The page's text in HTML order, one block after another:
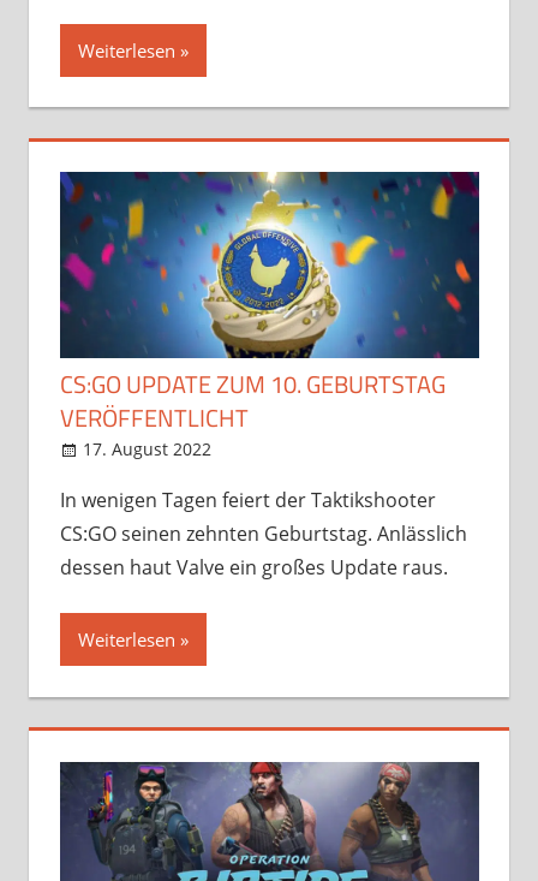
Weiterlesen
CS:GO UPDATE ZUM 10. GEBURTSTAG
VERÖFFENTLICHT
17. August 2022
In wenigen Tagen feiert der Taktikshooter
CS:GO seinen zehnten Geburtstag. Anlässlich
dessen haut Valve ein großes Update raus.
Weiterlesen